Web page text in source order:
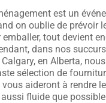
est un
on oublie de prévoir
tout devient
dans nos
en Alberta,
sélection de
vous aideront à rendre le
fluide que